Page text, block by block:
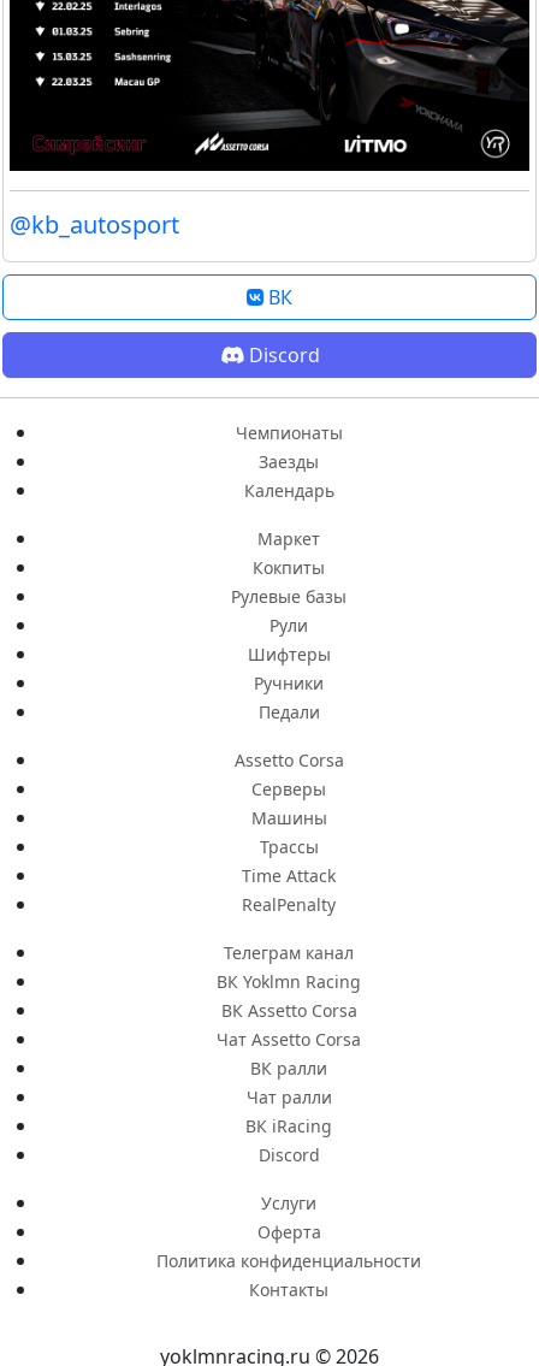
@kb_autosport
ВК
Discord
Чемпионаты
Заезды
Календарь
Маркет
Кокпиты
Рулевые базы
Рули
Шифтеры
Ручники
Педали
Assetto Corsa
Серверы
Машины
Трассы
Time Attack
RealPenalty
Телеграм канал
ВК Yoklmn Racing
ВК Assetto Corsa
Чат Assetto Corsa
ВК ралли
Чат ралли
ВК iRacing
Discord
Услуги
Оферта
Политика конфиденциальности
Контакты
yoklmnracing.ru © 2026